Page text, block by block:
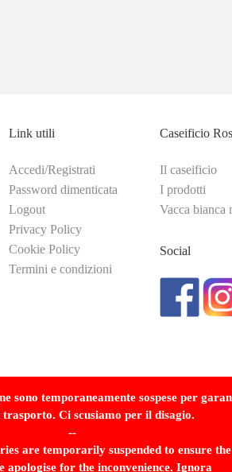
sono temporaneamente sospese per
Ci scusiamo per il disagio.
--
are temporarily suspended to ensure
apologise for the inconvenience. Ignora
Link utili
Accedi/Registrati
Password dimenticata
Logout
Privacy Policy
Cookie Policy
Termini e condizioni
Caseificio
Il caseificio
I prodotti
Vacca bianca
Social